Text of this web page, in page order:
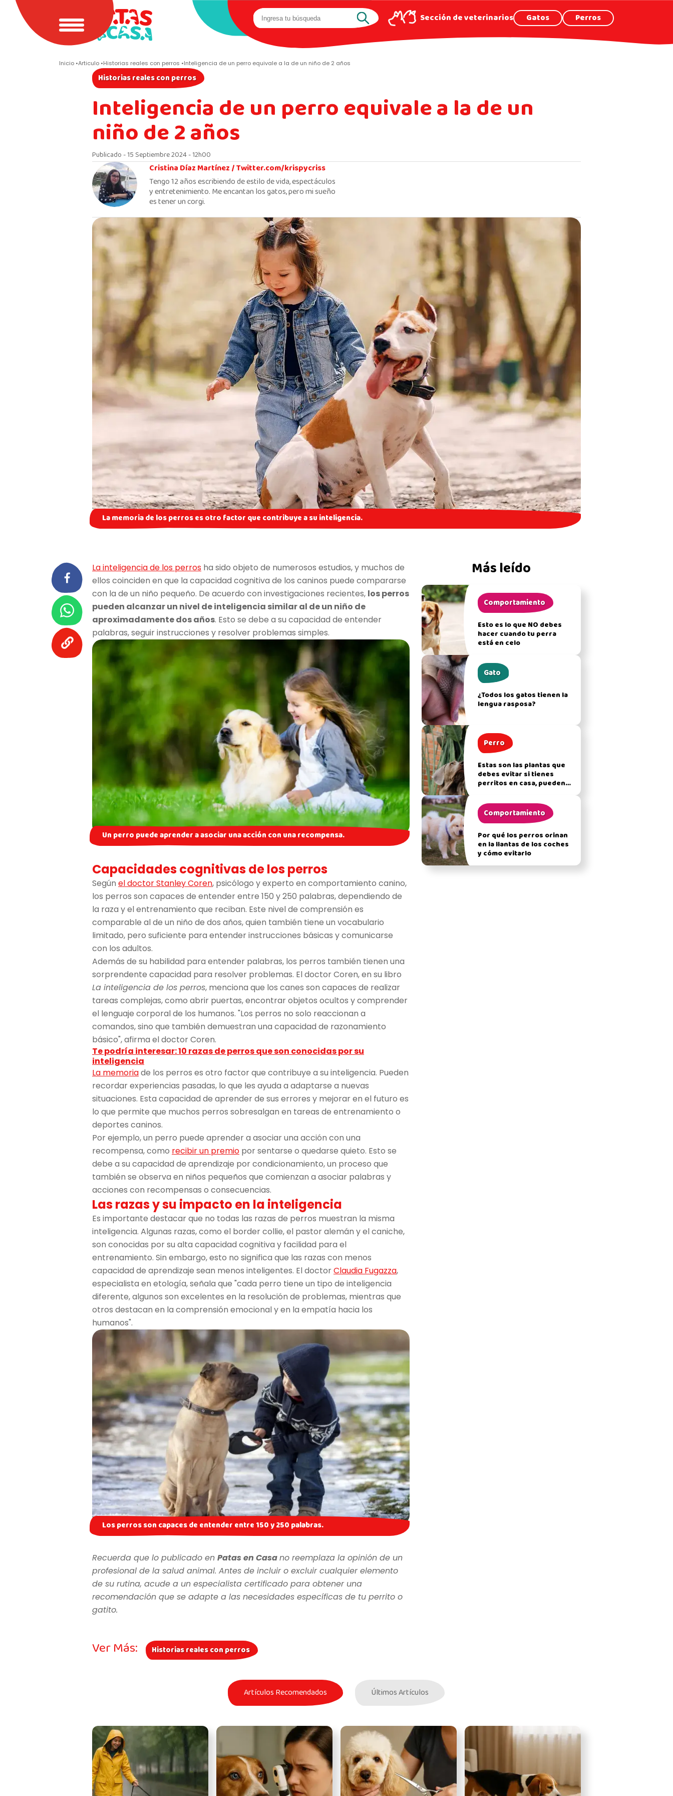
Sección de veterinarios Gatos Perros
Inicio Articulo Historias reales con perros Inteligencia de un perro equivale a la de un niño de 2 años
Historias reales con perros
Inteligencia de un perro equivale a la de un
niño de 2 años
Publicado - 15 Septiembre 2024 - 12h00
Cristina Díaz Martínez /Twitter.com/krispycriss
Tengo 12 años escribiendo de estilo de vida, espectáculos
y entretenimiento. Me encantan los gatos, pero mi sueño
es tener un corgi.
La memoria de los perros es otro factor que contribuye a su inteligencia.
La inteligencia de los perros ha sido objeto de numerosos estudios, y muchos de
ellos coinciden en que la capacidad cognitiva de los caninos puede compararse
con la de un niño pequeño. De acuerdo con investigaciones recientes, los perros
pueden alcanzar un nivel de inteligencia similar al de un niño de
aproximadamente dos años. Esto se debe a su capacidad de entender
palabras, seguir instrucciones y resolver problemas simples.
Un perro puede aprender a asociar una acción con una recompensa.
Capacidades cognitivas de los perros
Según el doctor Stanley Coren, psicólogo y experto en comportamiento canino,
los perros son capaces de entender entre 150 y 250 palabras, dependiendo de
la raza y el entrenamiento que reciban. Este nivel de comprensión es
comparable al de un niño de dos años, quien también tiene un vocabulario
limitado, pero suficiente para entender instrucciones básicas y comunicarse
con los adultos.
Además de su habilidad para entender palabras, los perros también tienen una
sorprendente capacidad para resolver problemas. El doctor Coren, en su libro
La inteligencia de los perros, menciona que los canes son capaces de realizar
tareas complejas, como abrir puertas, encontrar objetos ocultos y comprender
el lenguaje corporal de los humanos. "Los perros no solo reaccionan a
comandos, sino que también demuestran una capacidad de razonamiento
básico", afirma el doctor Coren.
Te podría interesar: 10 razas de perros que son conocidas por su
inteligencia
La memoriade los perros es otro factor que contribuye a su inteligencia. Pueden
recordar experiencias pasadas, lo que les ayuda a adaptarse a nuevas
situaciones. Esta capacidad de aprender de sus errores y mejorar en el futuro es
lo que permite que muchos perros sobresalgan en tareas de entrenamiento o
deportes caninos.
Por ejemplo, un perro puede aprender a asociar una acción con una
recompensa, como recibir un premio por sentarse o quedarse quieto. Esto se
debe a su capacidad de aprendizaje por condicionamiento, un proceso que
también se observa en niños pequeños que comienzan a asociar palabras y
acciones con recompensas o consecuencias.
Las razas y su impacto en la inteligencia
Es importante destacar que no todas las razas de perros muestran la misma
inteligencia. Algunas razas, como el border collie, el pastor alemán y el caniche,
son conocidas por su alta capacidad cognitiva y facilidad para el
entrenamiento. Sin embargo, esto no significa que las razas con menos
capacidad de aprendizaje sean menos inteligentes. El doctorClaudia Fugazza,
especialista en etología, señala que "cada perro tiene un tipo de inteligencia
diferente, algunos son excelentes en la resolución de problemas, mientras que
otros destacan en la comprensión emocional y en la empatía hacia los
humanos".
Los perros son capaces de entender entre 150 y 250 palabras.
Recuerda que lo publicado en Patas en Casano reemplaza la opinión de un
profesional de la salud animal. Antes de incluir o excluir cualquier elemento
de su rutina, acude a un especialista certificado para obtener una
recomendación que se adapte a las necesidades específicas de tu perrito o
gatito.
Más leído
Comportamiento
Esto es lo que NO debes
hacer cuando tu perra
está en celo
Gato
¿Todos los gatos tienen la
lengua rasposa?
Perro
Estas son las plantas que
debes evitar si tienes
perritos en casa, pueden
Comportamiento
Por qué los perros orinan
en la llantas de los coches
y cómo evitarlo
Ver Más: Historias reales con perros
Artículos Recomendados Últimos Artículos